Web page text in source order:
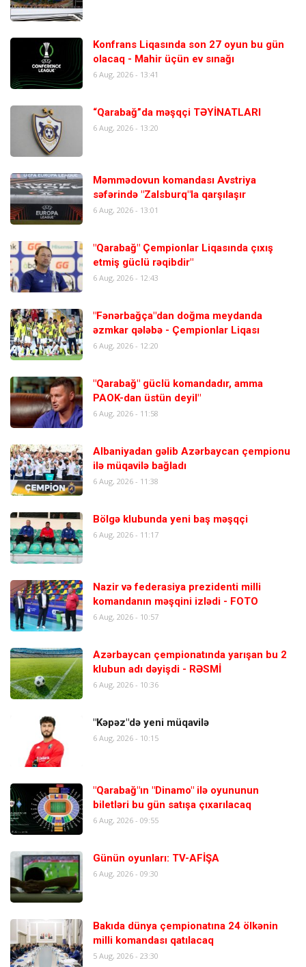
Konfrans Liqasında son 27 oyun bu gün
olacaq - Mahir üçün ev sınağı
6 Aug, 2026 - 13:41
“Qarabağ”da məşqçi TƏYİNATLARI
6 Aug, 2026 - 13:20
Məmmədovun komandası Avstriya
səfərində "Zalsburq"la qarşılaşır
6 Aug, 2026 - 13:01
"Qarabağ" Çempionlar Liqasında çıxış
etmiş güclü rəqibdir"
6 Aug, 2026 - 12:43
"Fənərbağça"dan doğma meydanda
əzmkar qələbə - Çempionlar Liqası
6 Aug, 2026 - 12:20
"Qarabağ" güclü komandadır, amma
PAOK-dan üstün deyil"
6 Aug, 2026 - 11:58
Albaniyadan gəlib Azərbaycan çempionu
ilə müqavilə bağladı
6 Aug, 2026 - 11:38
Bölgə klubunda yeni baş məşqçi
6 Aug, 2026 - 11:17
Nazir və federasiya prezidenti milli
komandanın məşqini izlədi - FOTO
6 Aug, 2026 - 10:57
Azərbaycan çempionatında yarışan bu 2
klubun adı dəyişdi - RƏSMİ
6 Aug, 2026 - 10:36
"Kəpəz"də yeni müqavilə
6 Aug, 2026 - 10:15
"Qarabağ"ın "Dinamo" ilə oyununun
biletləri bu gün satışa çıxarılacaq
6 Aug, 2026 - 09:55
Günün oyunları: TV-AFİŞA
6 Aug, 2026 - 09:30
Bakıda dünya çempionatına 24 ölkənin
milli komandası qatılacaq
5 Aug, 2026 - 23:30